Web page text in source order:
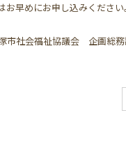
お早めにお申し込みください。
市社会福祉協議会 企画総